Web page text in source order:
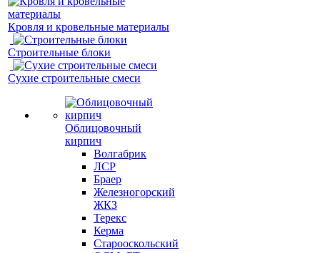
Кровля и кровельные материалы
Строительные блоки
Сухие строительные смеси
Облицовочный
кирпич
Волгабрик
ЛСР
Браер
Железногорский
ЖКЗ
Терекс
Керма
Старооскольский